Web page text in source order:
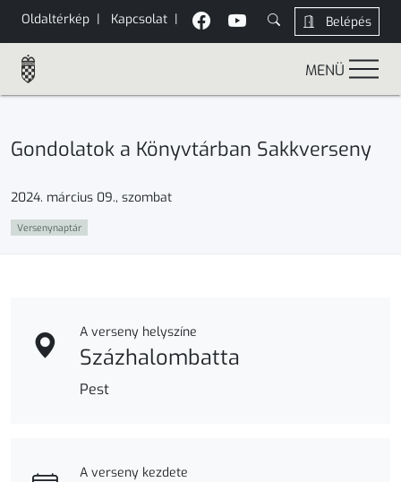
Oldaltérkép | Kapcsolat | Belépés
MENÜ
Gondolatok a Könyvtárban Sakkverseny
2024. március 09., szombat
Versenynaptár
A verseny helyszíne
Százhalombatta
Pest
A verseny kezdete